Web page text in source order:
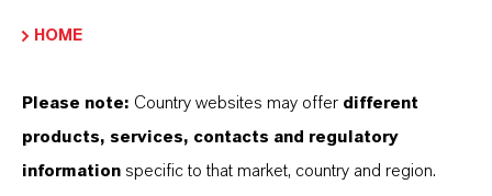
molar
HOME
Please note: Country websites may offer different
products, services, contacts and regulatory
information specific to that market, country and region.